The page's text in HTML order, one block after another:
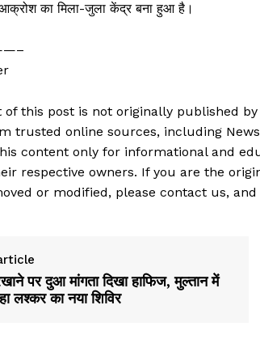
का मिला-जुला केंद्र बना हुआ है।
of this post is not originally published
trusted online sources, including
content only for informational and
respective owners. If you are the
or modified, please contact us,
पर दुआ मांगता दिखा हाफिज, मुल्तान में
लश्कर का नया शिविर